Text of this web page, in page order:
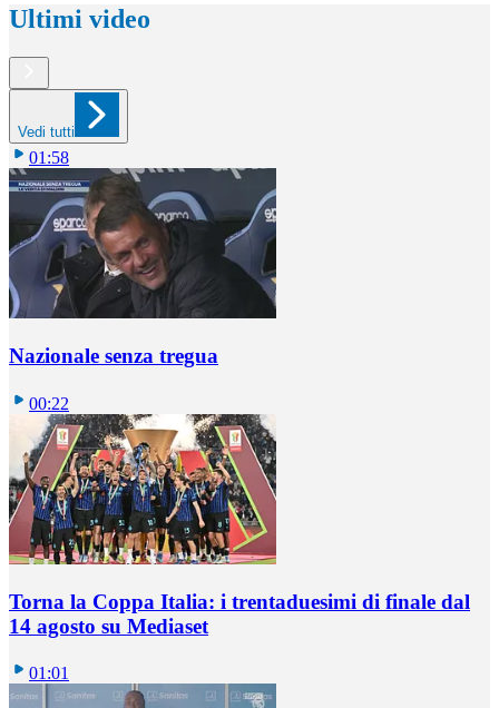
Ultimi video
Vedi tutti
01:58
Nazionale senza tregua
00:22
Torna la Coppa Italia: i trentaduesimi di finale dal
14 agosto su Mediaset
01:01